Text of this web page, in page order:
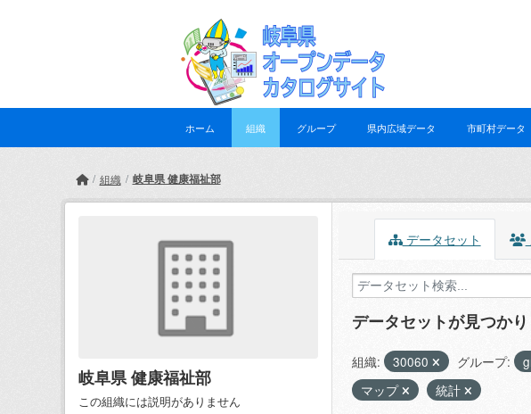
ホーム 組織 グループ 県内広域データ 市町村データ
組織 岐阜県 健康福祉部
岐阜県 健康福祉部
この組織には説明がありません
データセット
データセットが見つか
組織: 30060 グループ:
マップ
統計